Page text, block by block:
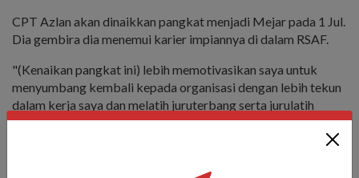
CPT Azlan akan dinaikkan pangkat menjadi Mejar pada 1 Jul.
Dia gembira dia menemui karier impiannya di dalam RSAF.
"(Kenaikan pangkat ini) lebih memotivasikan saya untuk
menyumbang kembali kepada organisasi dengan lebih tekun
dalam kerja saya dan melatih juruterbang serta jurulatih
sekali," dia berkata.